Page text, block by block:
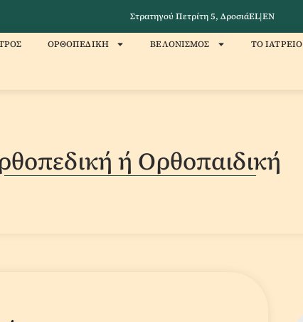
Στρατηγού Πετρίτη 5, ΔροσιάEL|EN
ΟΡΘΟΠΕΔΙΚΗ ΒΕΛΟΝΙΣΜΟΣ ΤΟ ΙΑΤΡΕΙΟ
ή Ορθοπαιδική